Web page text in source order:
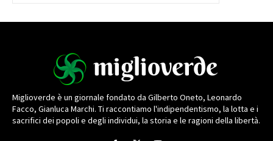
Miglioverde è un giornale fondato da Gilberto Oneto, Leonardo
Facco, Gianluca Marchi. Ti raccontiamo l'indipendentismo, la lotta e i
sacrifici dei popoli e degli individui, la storia e le ragioni della libertà.